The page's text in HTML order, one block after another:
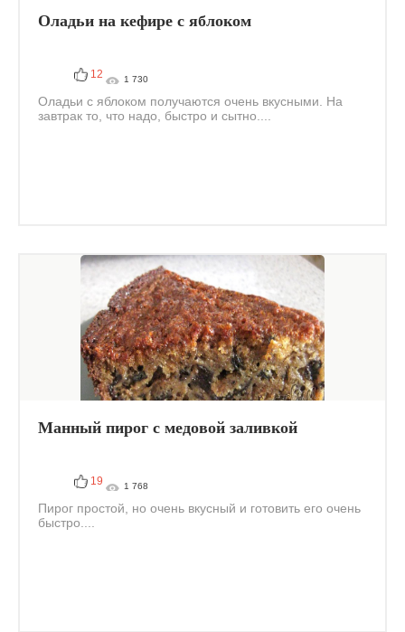
Оладьи на кефире с яблоком
12 1 730
Оладьи с яблоком получаются очень вкусными. На
завтрак то, что надо, быстро и сытно....
Манный пирог с медовой заливкой
19 1 768
Пирог простой, но очень вкусный и готовить его очень
быстро....